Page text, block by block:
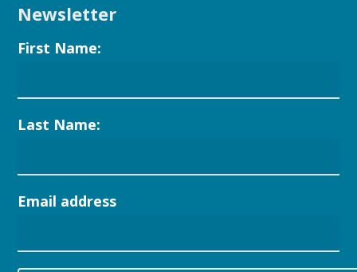
Newsletter
First Name:
Last Name:
Email address